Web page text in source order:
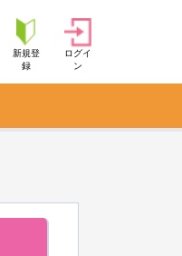
新規登
録
ログイ
ン